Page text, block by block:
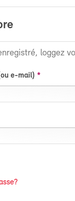
loggez
e-mail)